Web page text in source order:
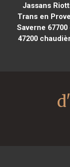
Jassans
Trans en
Saverne 67700
47200